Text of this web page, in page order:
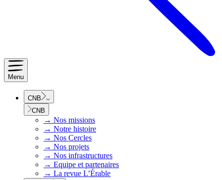
Menu
CNB
CNB
→ Nos missions
→ Notre histoire
→ Nos Cercles
→ Nos projets
→ Nos infrastructures
→ Equipe et partenaires
→ La revue L’Érable